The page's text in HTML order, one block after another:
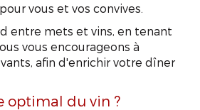
vous et vos convives.
entre mets et vins, en tenant
vous encourageons à
afin d'enrichir votre dîner
optimal du vin ?